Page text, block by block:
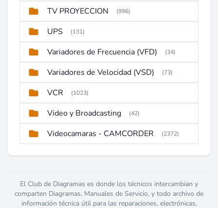
TV PROYECCION (996)
UPS (131)
Variadores de Frecuencia (VFD) (34)
Variadores de Velocidad (VSD) (73)
VCR (1023)
Video y Broadcasting (42)
Videocamaras - CAMCORDER (2372)
El Club de Diagramas es donde los técnicos intercambian y
comparten Diagramas, Manuales de Servicio, y todo archivo de
información técnica útil para las reparaciones, electrónicas,